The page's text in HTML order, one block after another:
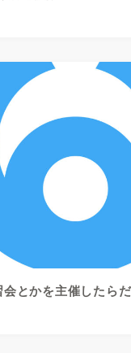
とかを主催したら